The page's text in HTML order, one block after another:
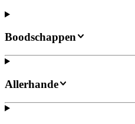
Boodschappen
Allerhande